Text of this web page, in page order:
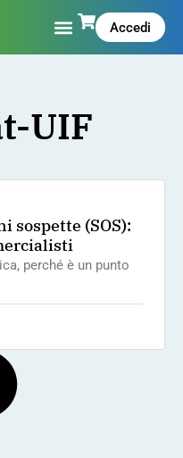
Accedi
UIF
sospette (SOS):
perché è un punto